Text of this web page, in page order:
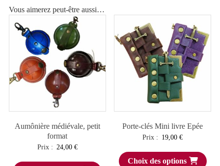
Vous aimerez peut-être aussi…
Aumônière médiévale, petit
format
Prix : 24,00 €
Porte-clés Mini livre Epée
Prix : 19,00€
Choix des options